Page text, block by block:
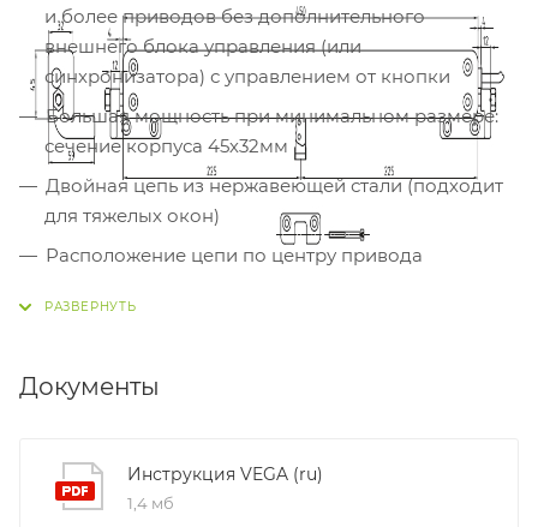
и более приводов без дополнительного
внешнего блока управления (или
синхронизатора) с управлением от кнопки
Большая мощность при минимальном размере:
сечение корпуса 45х32мм
Двойная цепь из нержавеющей стали (подходит
для тяжелых окон)
Расположение цепи по центру привода
положении регулируется электронным концевым
Концевой выключатель для остановки в
промежуточных положениях в случае перегрузки
Документы
Инструкция VEGA (ru)
1,4 мб